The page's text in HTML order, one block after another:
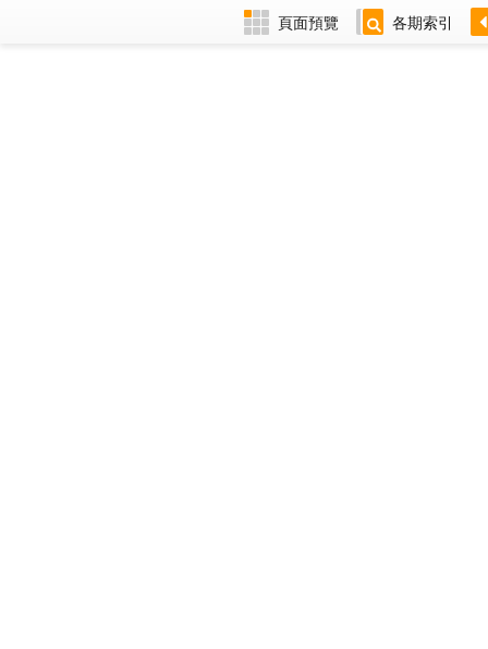
頁面預覽 各期索引